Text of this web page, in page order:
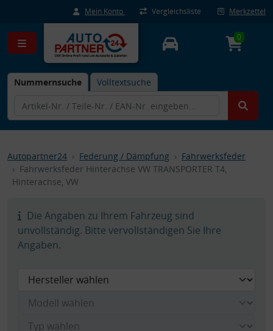
Mein Konto Vergleichsliste Merkzettel
Nummernsuche Volltextsuche
0
Autopartner24 Federung / Dämpfung
Fahrwerksfeder
Fahrwerksfeder Hinterachse VW TRANSPORTER T4,
Hinterachse, VW
Die Angaben zu Ihrem Fahrzeug sind
unvollständig. Bitte vervollständigen Sie Ihre
Angaben.